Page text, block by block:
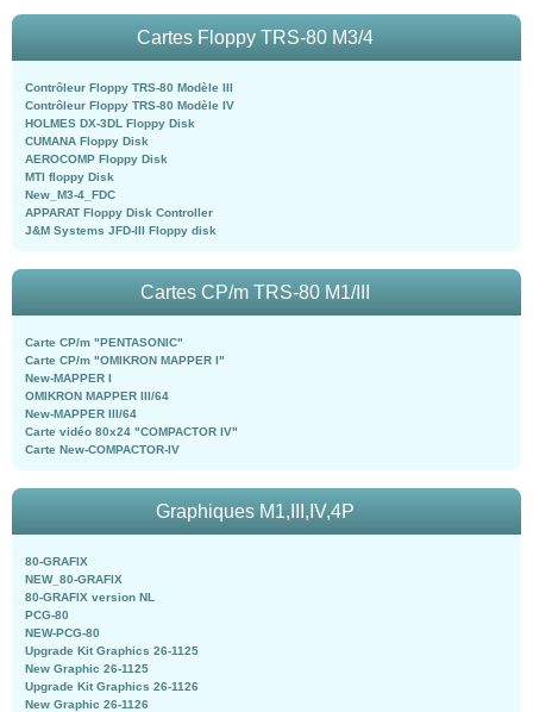
Cartes Floppy TRS-80 M3/4
Contrôleur Floppy TRS-80 Modèle III
Contrôleur Floppy TRS-80 Modèle IV
HOLMES DX-3DL Floppy Disk
CUMANA Floppy Disk
AEROCOMP Floppy Disk
MTI floppy Disk
New_M3-4_FDC
APPARAT Floppy Disk Controller
J&M Systems JFD-III Floppy disk
Cartes CP/m TRS-80 M1/III
Carte CP/m "PENTASONIC"
Carte CP/m "OMIKRON MAPPER I"
New-MAPPER I
OMIKRON MAPPER III/64
New-MAPPER III/64
Carte vidéo 80x24 "COMPACTOR IV"
Carte New-COMPACTOR-IV
Graphiques M1,III,IV,4P
80-GRAFIX
NEW_80-GRAFIX
80-GRAFIX version NL
PCG-80
NEW-PCG-80
Upgrade Kit Graphics 26-1125
New Graphic 26-1125
Upgrade Kit Graphics 26-1126
New Graphic 26-1126